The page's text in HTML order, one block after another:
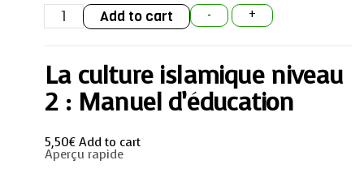
-
La
culture
islamique
Manuel
d'éducation
quantity
+
Add to cart
La culture islamique niveau
2 : Manuel d’éducation
5,50€ Add to cart
Aperçu rapide